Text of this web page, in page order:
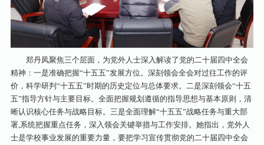
郑丹凤聚焦三个层面，为党外人士深入解读了党的二十届四中全会
精神：一是准确把握“十五五”发展方位。深刻领会全会对过往工作的评
价，科学研判“十五五”时期的历史定位与总体要求。二是深刻领会“十五
五”指导方针与主要目标。全面把握规划遵循的指导思想与基本原则，清
晰认识核心任务与战略目标。三是全面理解“十五五”战略任务与重大部
署,系统把握重点任务，深入领会关键举措与工作安排。她指出，党外人
士是学校事业发展的重要力量，要把学习宣传贯彻党的二十届四中全会